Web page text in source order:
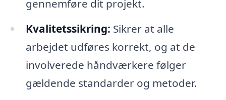
gennemføre dit projekt.
Kvalitetssikring: Sikrer at alle
arbejdet udføres korrekt, og at de
involverede håndværkere følger
gældende standarder og metoder.